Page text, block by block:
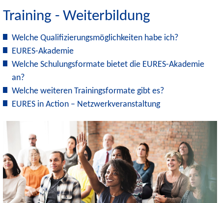
Training - Weiterbildung
Welche Qualifizierungsmöglichkeiten habe ich?
EURES-Akademie
Welche Schulungsformate bietet die EURES-Akademie
an?
Welche weiteren Trainingsformate gibt es?
EURES in Action – Netzwerkveranstaltung